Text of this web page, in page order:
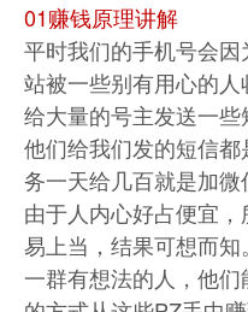
01赚钱原理讲解
平时我们的手机号会
站被一些别有用心的
给大量的号主发送一些
他们给我们发的短信
务一天给几百就是加微
由于人内心好占便宜
易上当，结果可想而
一群有想法的人，他